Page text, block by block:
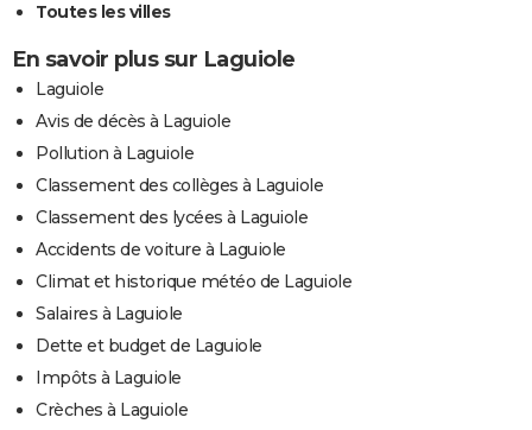
Toutes les villes
En savoir plus sur Laguiole
Laguiole
Avis de décès à Laguiole
Pollution à Laguiole
Classement des collèges à Laguiole
Classement des lycées à Laguiole
Accidents de voiture à Laguiole
Climat et historique météo de Laguiole
Salaires à Laguiole
Dette et budget de Laguiole
Impôts à Laguiole
Crèches à Laguiole